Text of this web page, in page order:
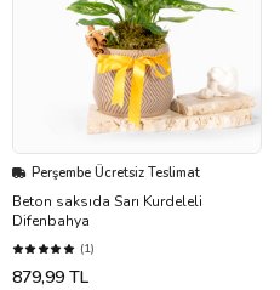
Perşembe Ücretsiz Teslimat
Beton saksıda Sarı Kurdeleli
Difenbahya
(1)
879,99 TL